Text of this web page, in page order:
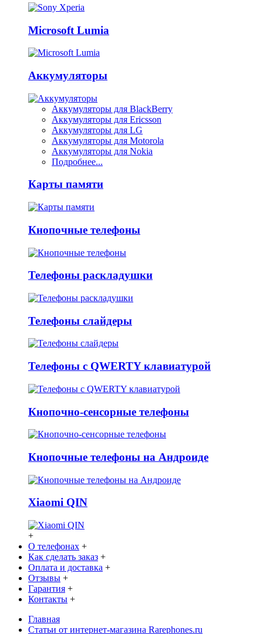
Microsoft Lumia
Аккумуляторы
Аккумуляторы для BlackBerry
Аккумуляторы для Ericsson
Аккумуляторы для LG
Аккумуляторы для Motorola
Аккумуляторы для Nokia
Подробнее...
Карты памяти
Кнопочные телефоны
Телефоны раскладушки
Телефоны слайдеры
Телефоны с QWERTY клавиатурой
Кнопочно-сенсорные телефоны
Кнопочные телефоны на Андроиде
Xiaomi QIN
+
О телефонах +
Как сделать заказ +
Оплата и доставка +
Отзывы +
Гарантия +
Контакты +
Главная
Статьи от интернет-магазина Rarephones.ru